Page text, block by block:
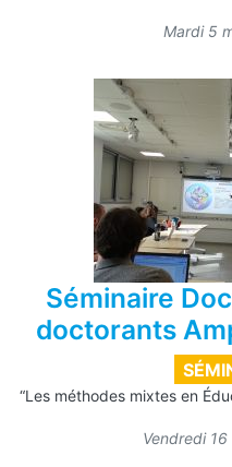
Mardi 5
Séminaire
doctorants
“Les méthodes mixtes en
Vendredi